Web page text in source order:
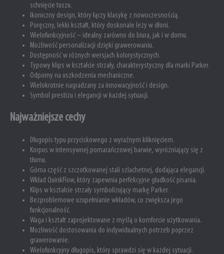
schnięcie tuszu.
Ikoniczny design, który łączy klasykę z nowoczesnością.
Poręczny, lekki kształt, który doskonale leży w dłoni.
Wielofunkcyjność – idealny zarówno do biura, jak i w domu.
Możliwość personalizacji dzięki grawerowaniu.
Dostępność w różnych wersjach kolorystycznych.
Typowy klips w kształcie strzały, charakterystyczny dla marki Parker.
Odporny na uszkodzenia mechaniczne.
Wielokrotnie nagradzany za innowacyjność i design.
Symbol prestiżu i elegancji w każdej sytuacji.
Najważniejsze cechy
Długopis typu przyciskowego z wyraźnym kliknięciem.
Korpus w intensywnej pomarańczowej barwie, wyróżniający się z
tłumu.
Górna część z szczotkowanej stali szlachetnej, dodająca elegancji.
Wkład QuinkFlow, który zapewnia perfekcyjne gładkość pisania.
Klips w kształcie strzały symbolizujący markę Parker.
Bezproblemowe uzupełnianie wkładów, co zwiększa jego
funkcjonalność.
Waga i kształt zaprojektowane z myślą o komforcie użytkowania.
Możliwość dostosowania do indywidualnych potrzeb poprzez
grawerowanie.
Wielofunkcyjny długopis, który sprawdzi się w każdej sytuacji.